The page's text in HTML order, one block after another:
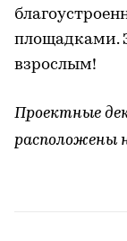
площадками.
взрослым!
Проектные
расположены